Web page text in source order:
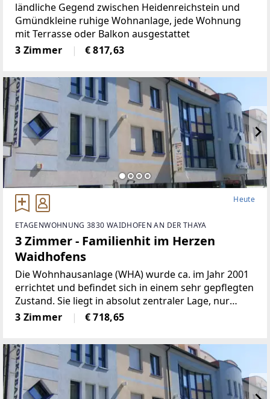
ländliche Gegend zwischen Heidenreichstein und
Gmündkleine ruhige Wohnanlage, jede Wohnung
mit Terrasse oder Balkon ausgestattet
3 Zimmer
€ 817,63
Heute
ETAGENWOHNUNG 3830 WAIDHOFEN AN DER THAYA
3 Zimmer - Familienhit im Herzen
Waidhofens
Die Wohnhausanlage (WHA) wurde ca. im Jahr 2001
errichtet und befindet sich in einem sehr gepflegten
Zustand. Sie liegt in absolut zentraler Lage, nur
wenige Schritte vom Hauptplatz Waidhofen an der
Thaya entfernt.Innerhalb der WHA befindet sich
3 Zimmer € 718,65